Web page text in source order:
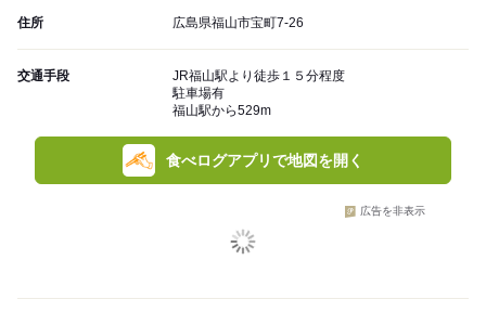
住所 広島県福山市宝町7-26
交通手段
JR福山駅より徒歩１５分程度
駐車場有
福山駅から529m
食べログアプリで地図を開く
広告を非表示